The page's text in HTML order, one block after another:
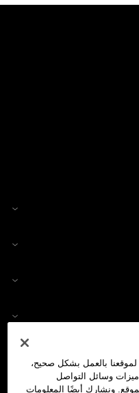
بالعمل بشكل صحيح،
ميزات وسائل التواصل
ونشارك أيضًا المعلومات